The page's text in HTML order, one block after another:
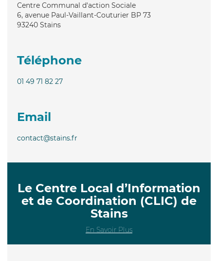
Centre Communal d'action Sociale
6, avenue Paul-Vaillant-Couturier BP 73
93240 Stains
Téléphone
01 49 71 82 27
Email
contact@stains.fr
Le Centre Local d’Information
et de Coordination (CLIC) de
Stains
En Savoir Plus